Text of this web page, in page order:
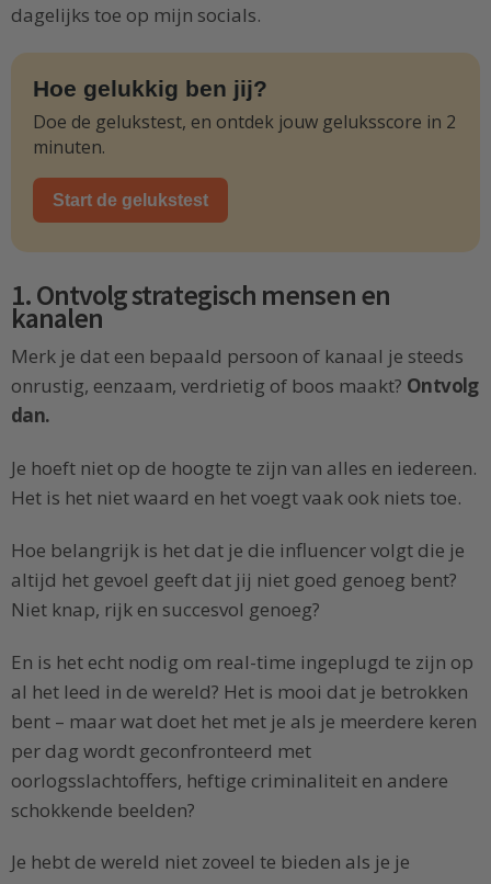
dagelijks toe op mijn socials.
Hoe gelukkig ben jij?
Doe de gelukstest, en ontdek jouw geluksscore in 2
minuten.
Start de gelukstest
1. Ontvolg strategisch mensen en
kanalen
Merk je dat een bepaald persoon of kanaal je steeds
onrustig, eenzaam, verdrietig of boos maakt? Ontvolg
dan.
Je hoeft niet op de hoogte te zijn van alles en iedereen.
Het is het niet waard en het voegt vaak ook niets toe.
Hoe belangrijk is het dat je die influencer volgt die je
altijd het gevoel geeft dat jij niet goed genoeg bent?
Niet knap, rijk en succesvol genoeg?
En is het echt nodig om real-time ingeplugd te zijn op
al het leed in de wereld? Het is mooi dat je betrokken
bent – maar wat doet het met je als je meerdere keren
per dag wordt geconfronteerd met
oorlogsslachtoffers, heftige criminaliteit en andere
schokkende beelden?
Je hebt de wereld niet zoveel te bieden als je je